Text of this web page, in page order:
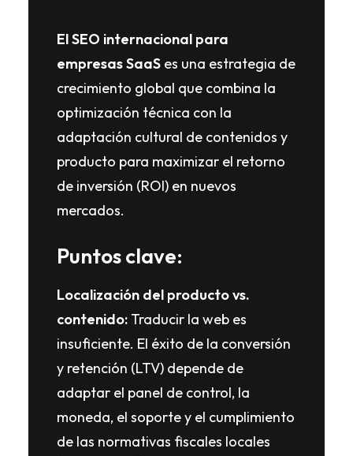
El SEO internacional para
empresas SaaS es una estrategia de
crecimiento global que combina la
optimización técnica con la
adaptación cultural de contenidos y
producto para maximizar el retorno
de inversión (ROI) en nuevos
mercados.
Puntos clave:
Localización del producto vs.
contenido: Traducir la web es
insuficiente. El éxito de la conversión
y retención (LTV) depende de
adaptar el panel de control, la
moneda, el soporte y el cumplimiento
de las normativas fiscales locales